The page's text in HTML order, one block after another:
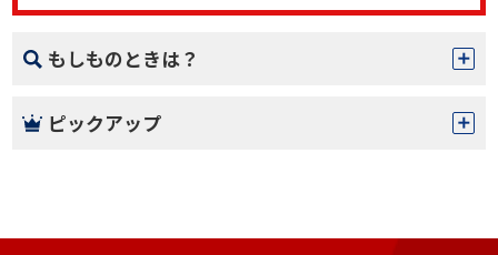
もしものときは？
ピックアップ